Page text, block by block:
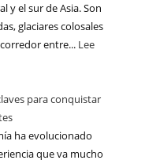
y el sur de Asia. Son
glaciares colosales
entre... Lee
para conquistar
ha evolucionado
que va mucho